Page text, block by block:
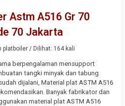
Astm A516 Gr 70
70 Jakarta
platboiler / Dilihat: 164 kali
berpengalaman mensupport
tangki minyak dan tabung
dijalani, Material plat ASTM A516
Banyak fabrikator dan
material plat ASTM A516